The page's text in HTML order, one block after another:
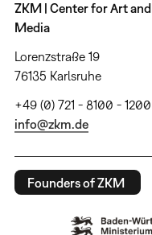
ZKM | Center for Art and
Media
Lorenzstraße 19
76135 Karlsruhe
+49 (0) 721 - 8100 - 1200
info@zkm.de
Founders of ZKM